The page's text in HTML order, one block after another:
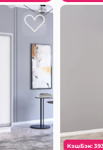
КэшБэк: